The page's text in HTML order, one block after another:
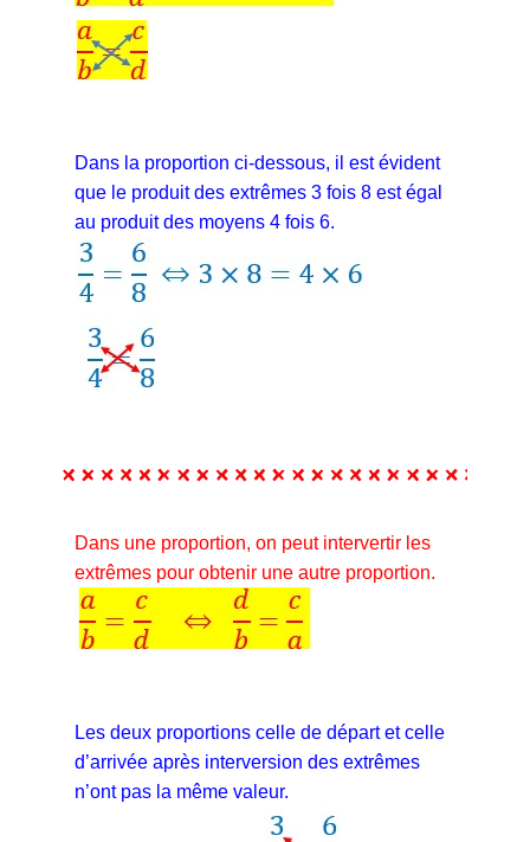
Dans la proportion ci-dessous, il est évident
que le produit des extrêmes 3 fois 8 est égal
au produit des moyens 4 fois 6.
Dans une proportion, on peut intervertir les
extrêmes pour obtenir une autre proportion.
Les deux proportions celle de départ et celle
d’arrivée après interversion des extrêmes
n’ont pas la même valeur.